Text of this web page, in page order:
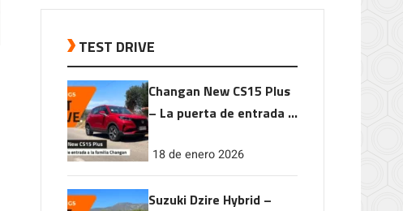
TEST DRIVE
Changan New CS15 Plus
– La puerta de entrada a
18 de enero 2026
Suzuki Dzire Hybrid –